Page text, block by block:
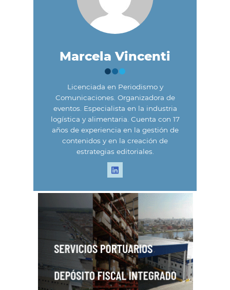
Marcela Vincenti
Licenciada en Periodismo y
Comunicaciones. Organizadora de
eventos. Especialista en la industria
logística y alimentaria. Cuenta con 17
años de experiencia en la gestión de
contenidos y en la creación de
estrategias editoriales.